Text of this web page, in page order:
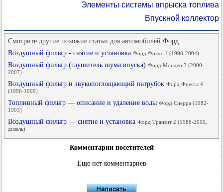
Элементы системы впрыска топлива
Впускной коллектор
Смотрите другие похожие статьи для автомобилей Форд:
Воздушный фильтр - снятие и установка Форд Фокус 1 (1998-2004)
Воздушный фильтр (глушитель шума впуска) Форд Мондео 3 (2000-
2007)
Воздушный фильтр и звукопоглощающий патрубок Форд Фиеста 4
(1996-1999)
Топливный фильтр — описание и удаление воды Форд Сиерра (1982-
1993)
Воздушный фильтр — снятие и установка Форд Транзит 2 (1986-2000,
дизель)
Комментарии посетителей
Еще нет комментариев